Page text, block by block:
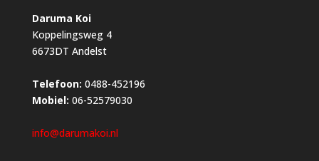
Daruma Koi
Koppelingsweg 4
6673DT Andelst
Telefoon: 0488-452196
Mobiel: 06-52579030
info@darumakoi.nl